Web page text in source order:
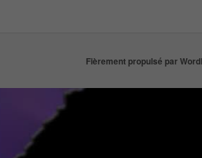
Fièrement propulsé par